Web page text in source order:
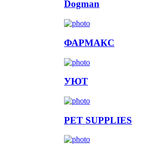
Dogman
ФАРМАКС
УЮТ
PET SUPPLIES